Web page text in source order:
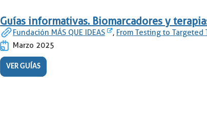
Guías informativas. Biomarcadores y
Fundación MÁS QUE IDEAS , From Testing to Targeted
Marzo 2025
VER GUÍAS